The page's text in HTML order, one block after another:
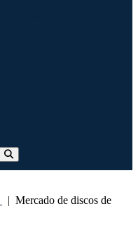
| Mercado de discos de